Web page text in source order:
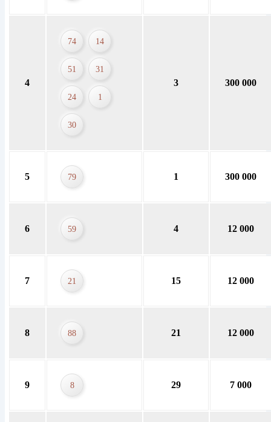
4
74 14
51 31
24 1
30
3 300 000
5 79 1 300 000
6 59 4 12 000
7 21 15 12 000
8 88 21 12 000
9 8 29 7 000